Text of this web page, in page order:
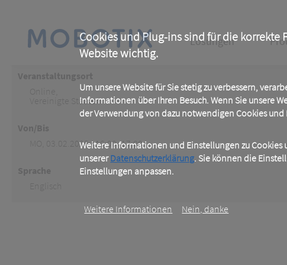
Cookies und Plug-ins sind für die korrekte
Website wichtig.
Um unsere Website für Sie stetig zu verbessern,
Informationen über Ihren Besuch. Wenn Sie unsere
der Verwendung von dazu notwendigen Cookies und
Weitere Informationen und Einstellungen zu Cookies
unsererDatenschutzerklärung. Sie können die
Einstellungen anpassen.
Weitere Informationen Nein, danke
content
Main
Lösungen
Vereinigte Staaten
MO, 03.02.2025 - 16:00 -17:00